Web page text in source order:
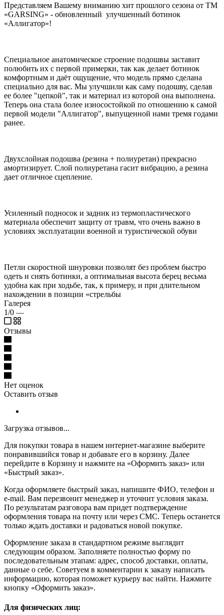
Представляем Вашему вниманию хит прошлого сезона от ТМ
«GARSING» - обновленный улучшенный ботинок
«Аллигатор»!
Специальное анатомическое строение подошвы заставит
полюбить их с первой примерки, так как делает ботинок
комфортным и даёт ощущение, что модель прямо сделана
специально для вас. Мы улучшили как саму подошву, сделав
ее более "цепкой", так и материал из которой она выполнена.
Теперь она стала более износостойкой по отношению к самой
первой модели "Аллигатор", выпущенной нами тремя годами
ранее.
Двухслойная подошва (резина + полиуретан) прекрасно
амортизирует. Слой полиуретана гасит вибрацию, а резина
дает отличное сцепление.
Усиленный подносок и задник из термопластического
материала обеспечит защиту от травм, что очень важно в
условиях эксплуатации военной и туристической обуви
Петли скоростной шнуровки позволят без проблем быстро
одеть и снять ботинки, а оптимальная высота берец весьма
удобна как при ходьбе, так, к примеру, и при длительном
нахождении в позиции «стрельбы
Галерея
1/0 —
Отзывы
Нет оценок
Оставить отзыв
Загрузка отзывов...
Для покупки товара в нашем интернет-магазине выберите
понравившийся товар и добавьте его в корзину. Далее
перейдите в Корзину и нажмите на «Оформить заказ» или
«Быстрый заказ».
Когда оформляете быстрый заказ, напишите ФИО, телефон и
e-mail. Вам перезвонит менеджер и уточнит условия заказа.
По результатам разговора вам придет подтверждение
оформления товара на почту или через СМС. Теперь останется
только ждать доставки и радоваться новой покупке.
Оформление заказа в стандартном режиме выглядит
следующим образом. Заполняете полностью форму по
последовательным этапам: адрес, способ доставки, оплаты,
данные о себе. Советуем в комментарии к заказу написать
информацию, которая поможет курьеру вас найти. Нажмите
кнопку «Оформить заказ».
Для физических лиц: